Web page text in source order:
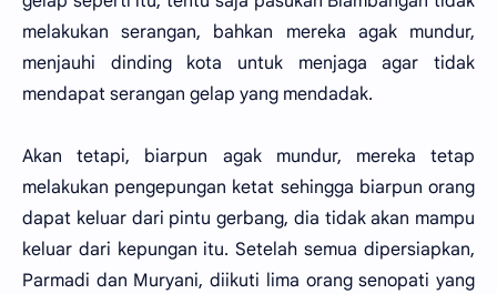
melakukan serangan, bahkan mereka agak mundur,
menjauhi dinding kota untuk menjaga agar tidak
mendapat serangan gelap yang mendadak.
Akan tetapi, biarpun agak mundur, mereka tetap
melakukan pengepungan ketat sehingga biarpun orang
dapat keluar dari pintu gerbang, dia tidak akan mampu
keluar dari kepungan itu. Setelah semua dipersiapkan,
Parmadi dan Muryani, diikuti lima orang senopati yang